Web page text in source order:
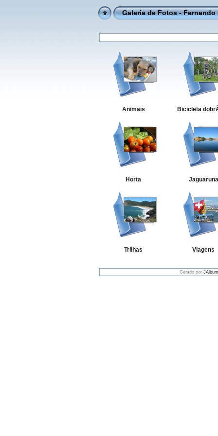
Galeria de Fotos - Fernando
Animais Bicicleta
Horta Jaguaruna
Trilhas Viagens
Gerado por